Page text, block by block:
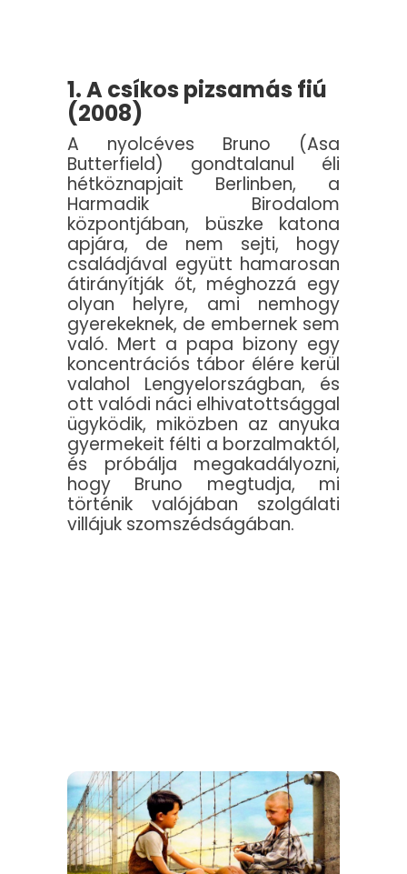
1. A csíkos pizsamás fiú
(2008)
A nyolcéves Bruno (Asa
Butterfield) gondtalanul éli
hétköznapjait Berlinben, a
Harmadik Birodalom
központjában, büszke katona
apjára, de nem sejti, hogy
családjával együtt hamarosan
átirányítják őt, méghozzá egy
olyan helyre, ami nemhogy
gyerekeknek, de embernek sem
való. Mert a papa bizony egy
koncentrációs tábor élére kerül
valahol Lengyelországban, és
ott valódi náci elhivatottsággal
ügyködik, miközben az anyuka
gyermekeit félti a borzalmaktól,
és próbálja megakadályozni,
hogy Bruno megtudja, mi
történik valójában szolgálati
villájuk szomszédságában.